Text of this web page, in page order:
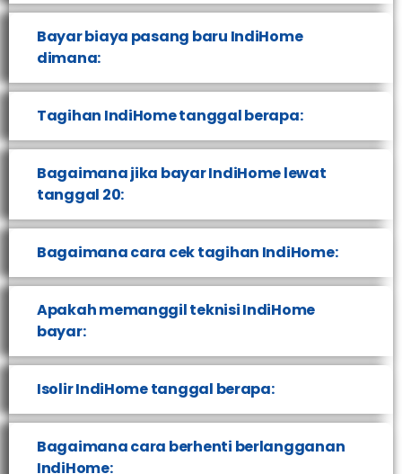
Bayar biaya pasang baru IndiHome
dimana:
Tagihan IndiHome tanggal berapa:
Bagaimana jika bayar IndiHome lewat
tanggal 20:
Bagaimana cara cek tagihan IndiHome:
Apakah memanggil teknisi IndiHome
bayar:
Isolir IndiHome tanggal berapa:
Bagaimana cara berhenti berlangganan
IndiHome: